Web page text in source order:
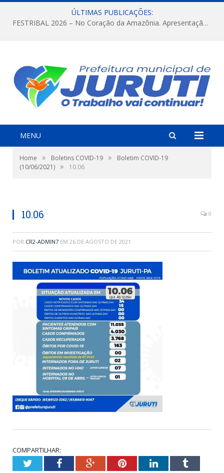
ÚLTIMAS PUBLICAÇÕES:
FESTRIBAL 2026 – No Coração da Amazônia. Apresentação da Munduruku.
MENU
Home » Boletins COVID-19 »
Boletim COVID-19
(10/06/2021) » 10.06
10.06 0
POR CR2-ADMIN7 EM 26 DE AGOSTO DE 2021
COMPARTILHAR:
TwitterFacebookGoogle+PinterestLinkedInTumblr